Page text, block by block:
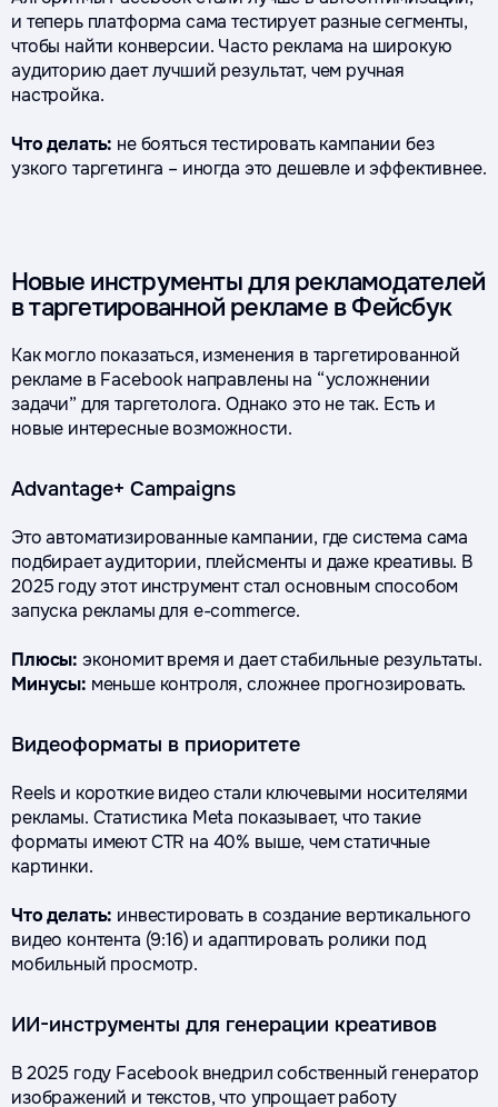
и теперь платформа сама тестирует разные сегменты,
чтобы найти конверсии. Часто реклама на широкую
аудиторию дает лучший результат, чем ручная
настройка.
Что делать: не бояться тестировать кампании без
узкого таргетинга – иногда это дешевле и эффективнее.
Новые инструменты для рекламодателей
в таргетированной рекламе в Фейсбук
Как могло показаться, изменения в таргетированной
рекламе в Facebook направлены на “усложнении
задачи” для таргетолога. Однако это не так. Есть и
новые интересные возможности.
Advantage+ Campaigns
Это автоматизированные кампании, где система сама
подбирает аудитории, плейсменты и даже креативы. В
2025 году этот инструмент стал основным способом
запуска рекламы для e-commerce.
Плюсы: экономит время и дает стабильные результаты.
Минусы: меньше контроля, сложнее прогнозировать.
Видеоформаты в приоритете
Reels и короткие видео стали ключевыми носителями
рекламы. Статистика Meta показывает, что такие
форматы имеют CTR на 40% выше, чем статичные
картинки.
Что делать: инвестировать в создание вертикального
видео контента (9:16) и адаптировать ролики под
мобильный просмотр.
ИИ-инструменты для генерации креативов
В 2025 году Facebook внедрил собственный генератор
изображений и текстов, что упрощает работу